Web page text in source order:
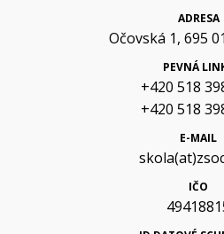
ADRESA
Očovská 1, 695
PEVNÁ
+420 518
+420 518
E-MAIL
IČO